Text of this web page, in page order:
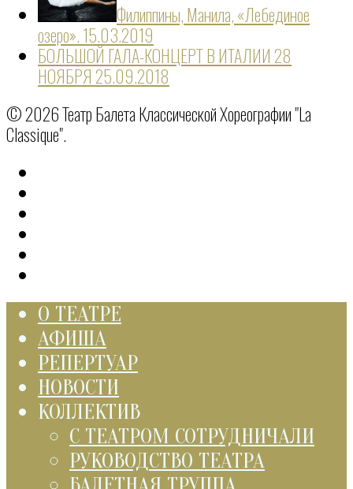
Филиппины, Манила, «Лебединое
озеро».15.03.2019
БОЛЬШОЙ ГАЛА-КОНЦЕРТ В ИТАЛИИ 28
НОЯБРЯ25.09.2018
© 2026 Театр Балета Классической Хореографии "La
Classique".
О ТЕАТРЕ
АФИША
РЕПЕРТУАР
НОВОСТИ
КОЛЛЕКТИВ
С ТЕАТРОМ СОТРУДНИЧАЛИ
РУКОВОДСТВО ТЕАТРА